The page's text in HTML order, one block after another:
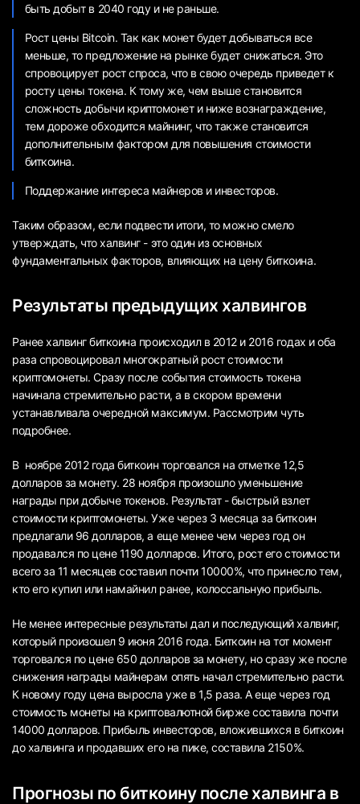
быть добыт в 2040 году и не раньше.
Рост цены Bitcoin. Так как монет будет добываться все
меньше, то предложение на рынке будет снижаться. Это
спровоцирует рост спроса, что в свою очередь приведет к
росту цены токена. К тому же, чем выше становится
сложность добычи криптомонет и ниже вознаграждение,
тем дороже обходится майнинг, что также становится
дополнительным фактором для повышения стоимости
биткоина.
Поддержание интереса майнеров и инвесторов.
Таким образом, если подвести итоги, то можно смело
утверждать, что халвинг - это один из основных
фундаментальных факторов, влияющих на цену биткоина.
Результаты предыдущих халвингов
Ранее халвинг биткоина происходил в 2012 и 2016 годах и оба
раза спровоцировал многократный рост стоимости
криптомонеты. Сразу после события стоимость токена
начинала стремительно расти, а в скором времени
устанавливала очередной максимум. Рассмотрим чуть
подробнее.
В ноябре 2012 года биткоин торговался на отметке 12,5
долларов за монету. 28 ноября произошло уменьшение
награды при добыче токенов. Результат - быстрый взлет
стоимости криптомонеты. Уже через 3 месяца за биткоин
предлагали 96 долларов, а еще менее чем через год он
продавался по цене 1190 долларов. Итого, рост его стоимости
всего за 11 месяцев составил почти 10000%, что принесло тем,
кто его купил или намайнил ранее, колоссальную прибыль.
Не менее интересные результаты дал и последующий халвинг,
который произошел 9 июня 2016 года. Биткоин на тот момент
торговался по цене 650 долларов за монету, но сразу же после
снижения награды майнерам опять начал стремительно расти.
К новому году цена выросла уже в 1,5 раза. А еще через год
стоимость монеты на криптовалютной бирже составила почти
14000 долларов. Прибыль инвесторов, вложившихся в биткоин
до халвинга и продавших его на пике, составила 2150%.
Прогнозы по биткоину после халвинга в